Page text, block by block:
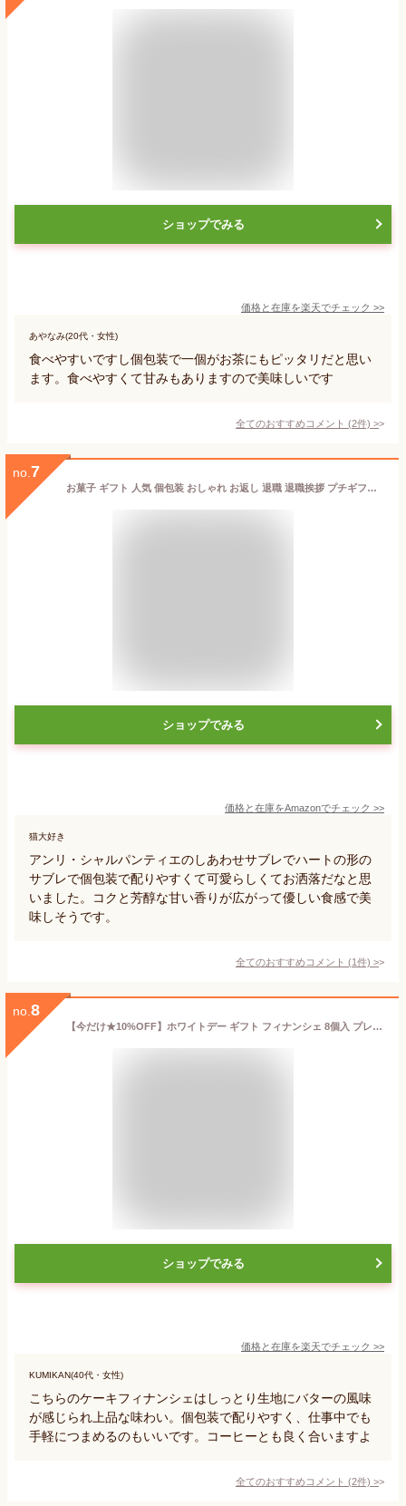
ショップでみる
価格と在庫を楽天でチェック >>
あやなみ(20代・女性)
食べやすいですし個包装で一個がお茶にもピッタリだと思い
ます。食べやすくて甘みもありますので美味しいです
全てのおすすめコメント (2件) >
no. 7
お菓子 ギフト 人気 個包装 おしゃれ お返し 退職 退職挨拶 プチギフト 結婚式 手土産 ギフト菓子人気 焼き菓子 職場 春限定 アンリ・シャルパンティエ しあわせサブレ 12枚入り
ショップでみる
価格と在庫をAmazonでチェック >>
猫大好き
アンリ・シャルパンティエのしあわせサブレでハートの形の
サブレで個包装で配りやすくて可愛らしくてお洒落だなと思
いました。コクと芳醇な甘い香りが広がって優しい食感で美
味しそうです。
全てのおすすめコメント (1件) >
no. 8
【今だけ★10%OFF】ホワイトデー ギフト フィナンシェ 8個入 プレーン 洋菓子 お菓子 焼菓子 ギフト 送料無料 スイーツ ケーキ フィナンシェ バター プレゼント 差し入れ 東京 個包装 御礼 御祝 引っ越し 誕生日
ショップでみる
価格と在庫を楽天でチェック >>
KUMIKAN(40代・女性)
こちらのケーキフィナンシェはしっとり生地にバターの風味
が感じられ上品な味わい。個包装で配りやすく、仕事中でも
手軽につまめるのもいいです。コーヒーとも良く合いますよ
全てのおすすめコメント (2件) >